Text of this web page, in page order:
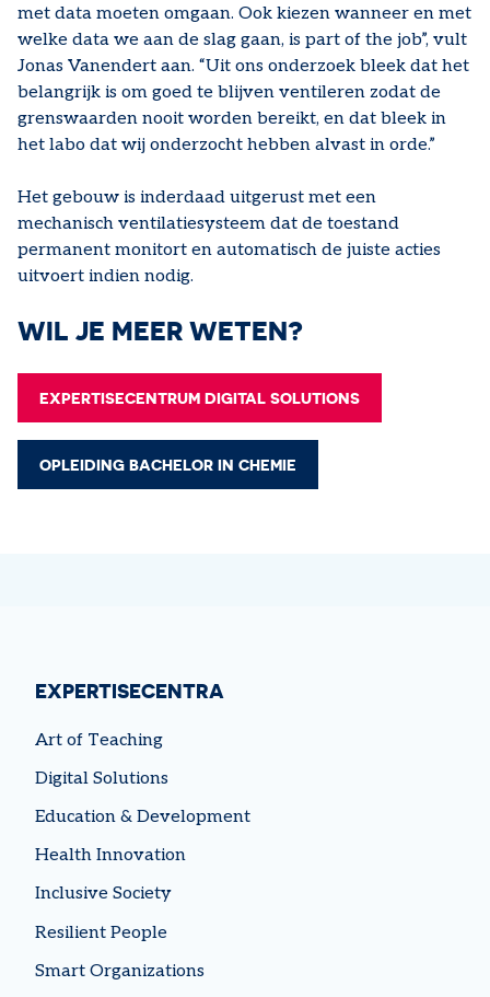
met data moeten omgaan. Ook kiezen wanneer en met
welke data we aan de slag gaan, is part of the job”, vult
Jonas Vanendert aan. “Uit ons onderzoek bleek dat het
belangrijk is om goed te blijven ventileren zodat de
grenswaarden nooit worden bereikt, en dat bleek in
het labo dat wij onderzocht hebben alvast in orde.”
Het gebouw is inderdaad uitgerust met een
mechanisch ventilatiesysteem dat de toestand
permanent monitort en automatisch de juiste acties
uitvoert indien nodig.
WIL JE MEER WETEN?
EXPERTISECENTRUM DIGITAL SOLUTIONS
OPLEIDING BACHELOR IN CHEMIE
EXPERTISECENTRA
Art of Teaching
Digital Solutions
Education & Development
Health Innovation
Inclusive Society
Resilient People
Smart Organizations